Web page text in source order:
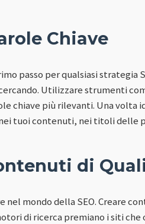
Chiave
passo per qualsiasi strategia
Utilizzare strumenti
chiave più rilevanti. Una volta
tuoi contenuti, nei titoli delle
di
nel mondo della SEO. Creare
di ricerca premiano i siti